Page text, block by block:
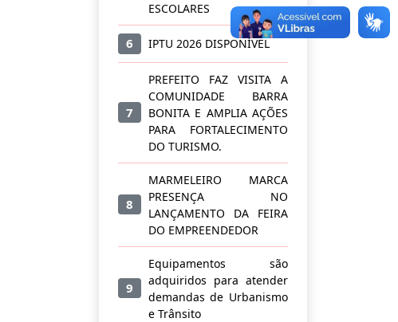
ESCOLARES
6 IPTU 2026 DISPONÍVEL
7
PREFEITO FAZ VISITA A
COMUNIDADE BARRA
BONITA E AMPLIA AÇÕES
PARA FORTALECIMENTO
DO TURISMO.
8
MARMELEIRO MARCA
PRESENÇA NO
LANÇAMENTO DA FEIRA
DO EMPREENDEDOR
9
Equipamentos são
adquiridos para atender
demandas de Urbanismo
e Trânsito